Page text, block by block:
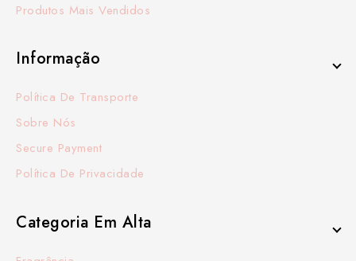
Produtos Mais Vendidos
Informação
Política De Transporte
Sobre Nós
Secure Payment
Política De Privacidade
Categoria Em Alta